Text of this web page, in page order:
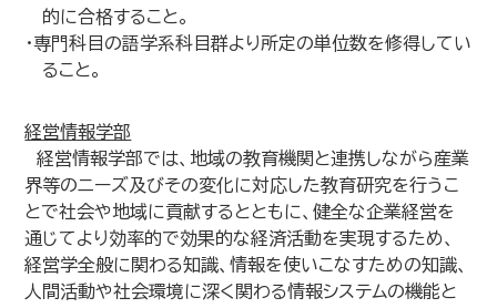
的に合格すること。
・専門科目の語学系科目群より所定の単位数を修得してい
ること。
経営情報学部
経営情報学部では、地域の教育機関と連携しながら産業
界等のニーズ及びその変化に対応した教育研究を行うこ
とで社会や地域に貢献するとともに、健全な企業経営を
通じてより効率的で効果的な経済活動を実現するため、
経営学全般に関わる知識、情報を使いこなすための知識、
人間活動や社会環境に深く関わる情報システムの機能と